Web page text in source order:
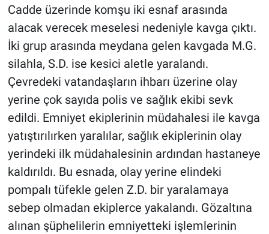
Cadde üzerinde komşu iki esnaf arasında
alacak verecek meselesi nedeniyle kavga çıktı.
İki grup arasında meydana gelen kavgada M.G.
silahla, S.D. ise kesici aletle yaralandı.
Çevredeki vatandaşların ihbarı üzerine olay
yerine çok sayıda polis ve sağlık ekibi sevk
edildi. Emniyet ekiplerinin müdahalesi ile kavga
yatıştırılırken yaralılar, sağlık ekiplerinin olay
yerindeki ilk müdahalesinin ardından hastaneye
kaldırıldı. Bu esnada, olay yerine elindeki
pompalı tüfekle gelen Z.D. bir yaralamaya
sebep olmadan ekiplerce yakalandı. Gözaltına
alınan şüphelilerin emniyetteki işlemlerinin
Kimdir
Koronavirüs
Kültür Sanat
Ne demişti
Nedir
Popüler
Programlar
Sağlık